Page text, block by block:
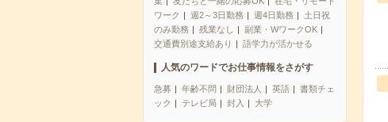
ワーク
週2～3日勤務 週4日勤務
土日祝
のみ勤務
残業なし
副業・WワークOK
交通費別途支給あり
語学力が活かせる
人気のワードでお仕事情報をさがす
急募 年齢不問 財団法人 英語
書類チェ
ック
テレビ局 封入 大学